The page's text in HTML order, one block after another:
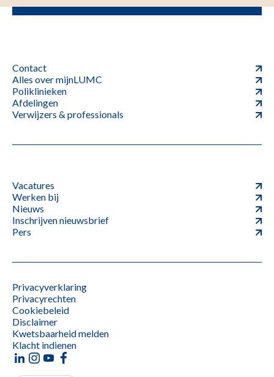
Contact
Alles over mijnLUMC
Poliklinieken
Afdelingen
Verwijzers & professionals
Vacatures
Werken bij
Nieuws
Inschrijven nieuwsbrief
Pers
Privacyverklaring
Privacyrechten
Cookiebeleid
Disclaimer
Kwetsbaarheid melden
Klacht indienen